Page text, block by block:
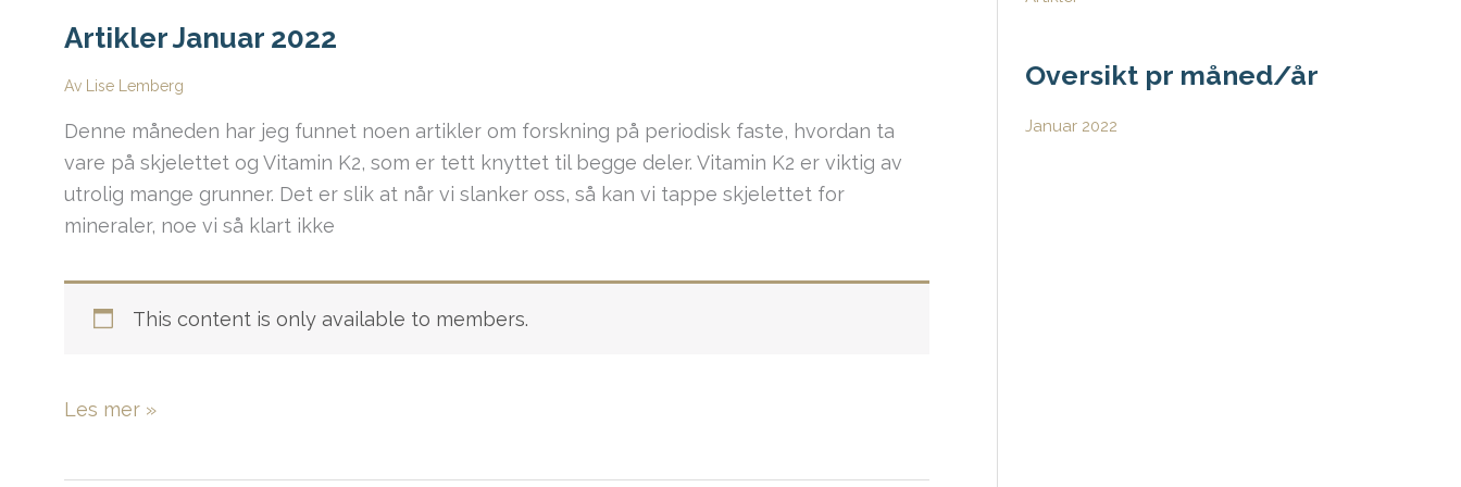
Artikler Januar 2022
Av Lise Lemberg
Denne måneden har jeg funnet noen artikler om forskning på periodisk faste, hvordan ta
vare på skjelettet og Vitamin K2, som er tett knyttet til begge deler. Vitamin K2 er viktig av
utrolig mange grunner. Det er slik at når vi slanker oss, så kan vi tappe skjelettet for
mineraler, noe vi så klart ikke
This content is only available to members.
Artikler
Les mer »
Oversikt pr måned/år
Januar 2022